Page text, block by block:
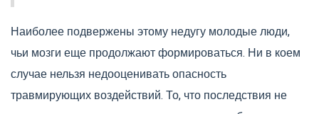
Наиболее подвержены этому недугу молодые люди,
чьи мозги еще продолжают формироваться. Ни в коем
случае нельзя недооценивать опасность
травмирующих воздействий. То, что последствия не